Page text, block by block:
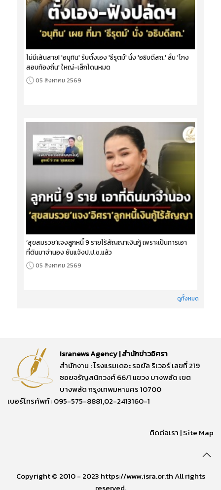
ไม่มีเส้นสาย! 'อนุทิน' รับตั้งเอง 'ธีรุตม์' นั่ง 'อธิบดีสถ.' ลั่น 'โกง
สอบท้องถิ่น' ใหญ่-เล็กโดนหมด
05 สิงหาคม 2569
‘สุขสมรวย’แจงลูกหนี้ 9 รายไร้สัญญาเงินกู้ เพราะเป็นการเอา
ที่ดินมาจำนอง ยันแจ้งป.ป.ช.แล้ว
05 สิงหาคม 2569
ดูทั้งหมด
Isranews Agency | สำนักข่าวอิศรา
สำนักงาน : โรงแรมเดอะ รอยัล ริเวอร์ เลขที่ 219
ซอยจรัญสนิทวงศ์ 66/1 แขวง บางพลัด เขต
บางพลัด กรุงเทพมหานคร 10700
เบอร์โทรศัพท์ : 095-575-8881,02-2413160-1
ติดต่อเรา |Site Map
Copyright © 2010 - 2023 https://www.isra.or.th All rights
reserved.